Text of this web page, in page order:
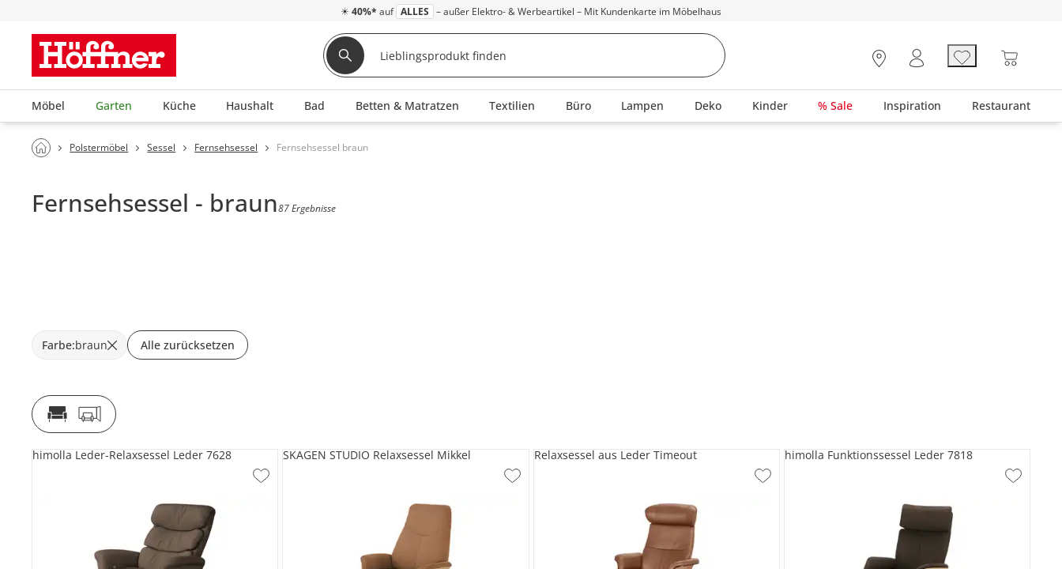
☀ 40%* auf ALLES – außer Elektro- & Werbeartikel – Mit Kundenkarte im Möbelhaus
Möbel Garten Küche Haushalt Bad Betten & Matratzen Textilien Büro Lampen Deko Kinder % Sale Inspiration Restaurant
Polstermöbel Sessel Fernsehsessel Fernsehsessel braun
Fernsehsessel - braun87 Ergebnisse
Farbe:braun Alle zurücksetzen
himolla Leder-Relaxsessel Leder 7628 SKAGEN STUDIO Relaxsessel Mikkel Relaxsessel aus Leder Timeout himolla Funktionssessel Leder 7818